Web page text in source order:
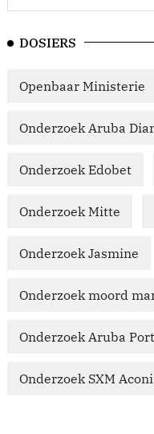
DOSIERS
Openbaar Ministerie
Onderzoek Aruba
Onderzoek Edobet
Onderzoek Mitte
Onderzoek Jasmine
Onderzoek moord
Onderzoek Aruba
Onderzoek SXM